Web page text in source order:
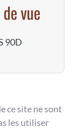
vue
90D
ce site ne sont
les utiliser